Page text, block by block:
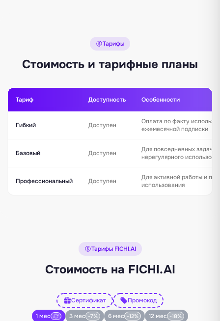
Тарифы
Стоимость и тарифные планы
Тариф Доступность Особенности
Гибкий Доступен
Оплата по факту
ежемесячной подписки
Базовый Доступен
Для повседневных задач и
нерегулярного
Профессиональный Доступен
Для активной работы и
использования
Тарифы FICHI.AI
Стоимость на FICHI.AI
Сертификат
1 мес
3 мес -7% 6 мес -12% 12 мес -18%
Промокод